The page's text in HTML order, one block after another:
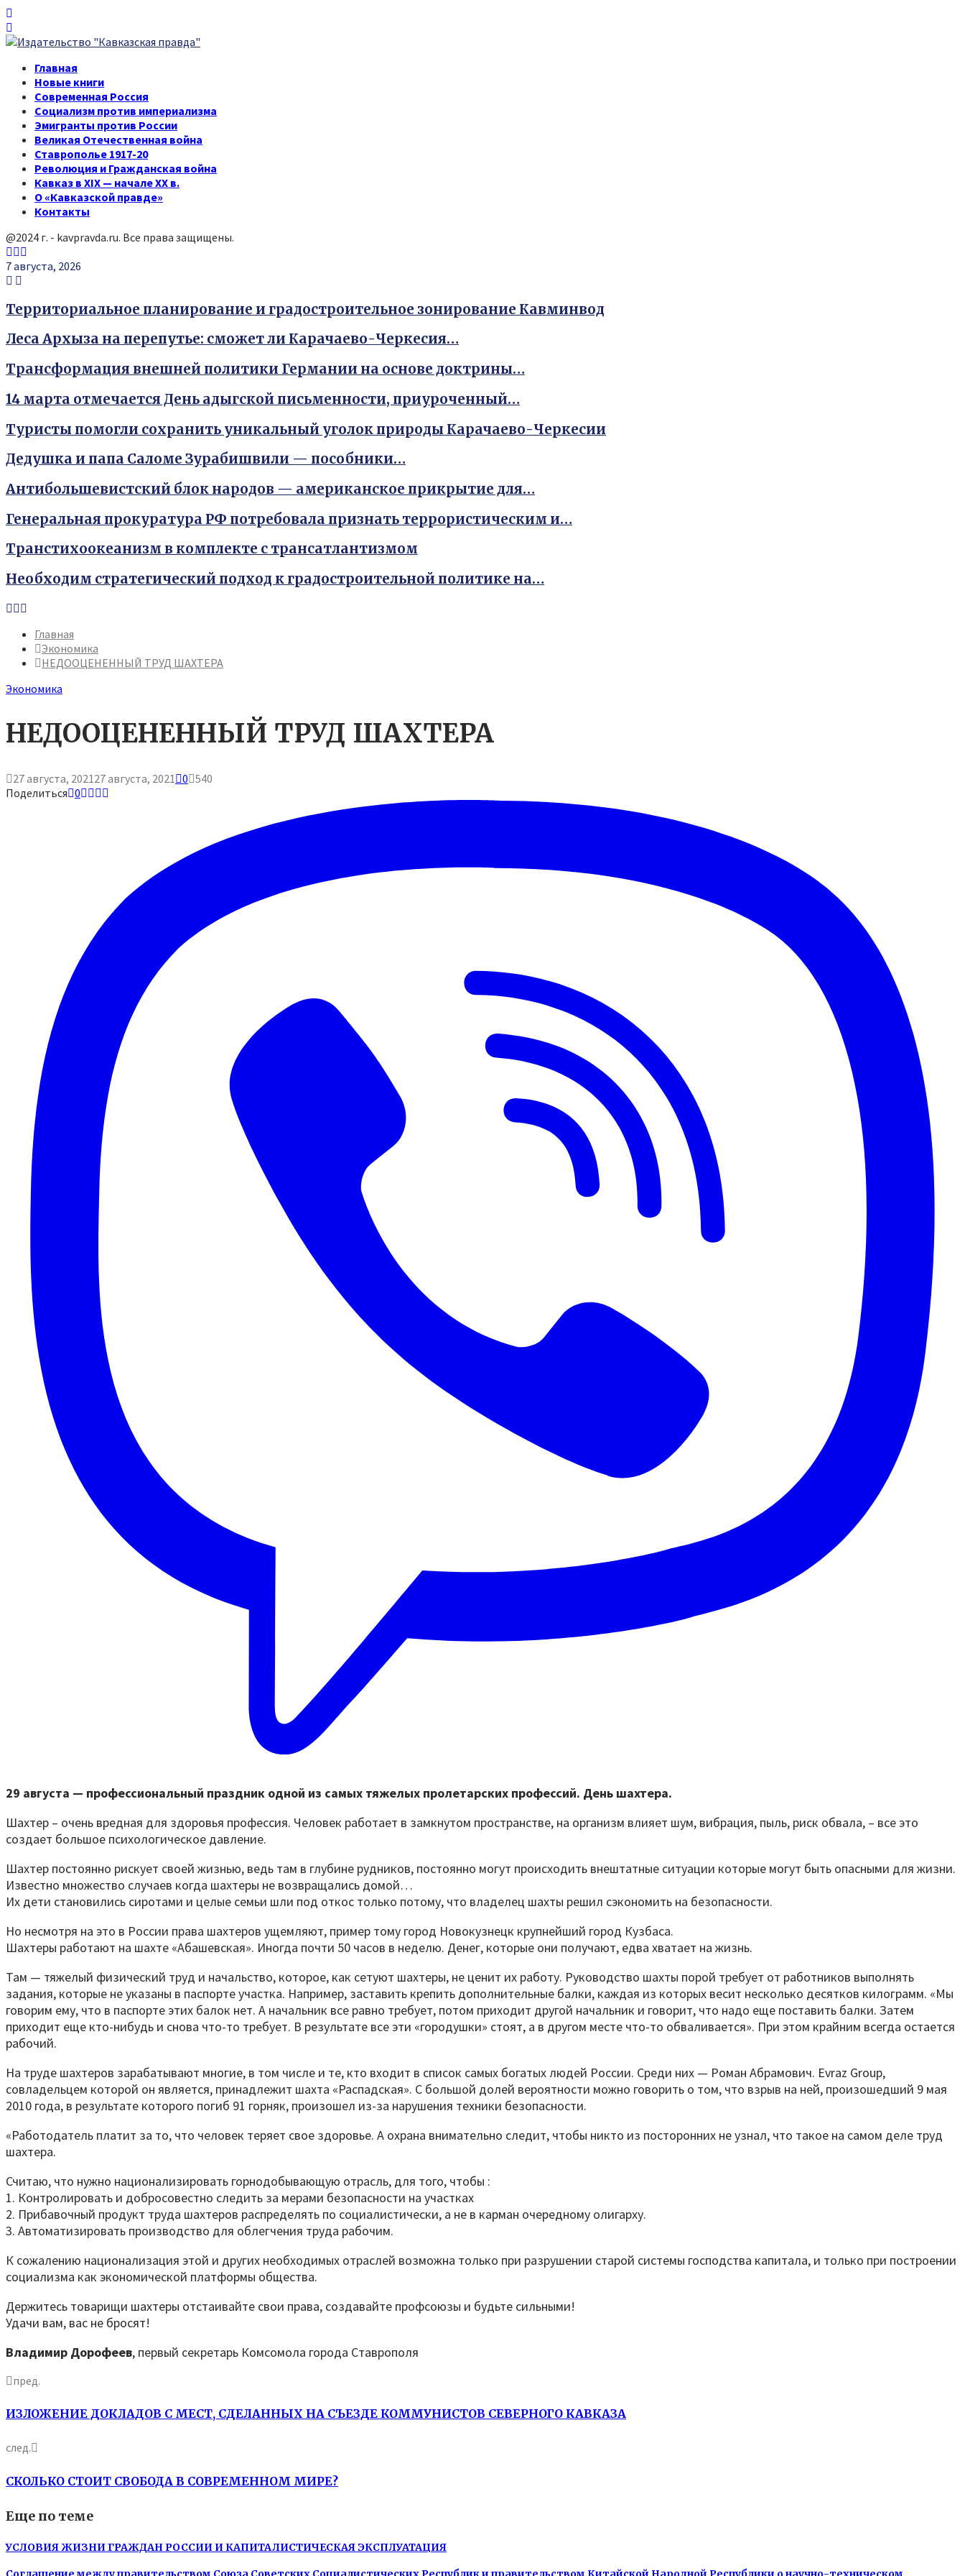
Главная
Новые книги
Современная Россия
Социализм против империализма
Эмигранты против России
Великая Отечественная война
Ставрополье 1917-20
Революция и Гражданская война
Кавказ в XIX — начале XX в.
О «Кавказской правде»
Контакты
@2024 г. - kavpravda.ru. Все права защищены.
Youtube
Vk
7 августа, 2026
Территориальное планирование и градостроительное зонирование Кавминвод
Леса Архыза на перепутье: сможет ли Карачаево-Черкесия…
Трансформация внешней политики Германии на основе доктрины…
14 марта отмечается День адыгской письменности, приуроченный…
Туристы помогли сохранить уникальный уголок природы Карачаево-Черкесии
Дедушка и папа Саломе Зурабишвили — пособники…
Антибольшевистский блок народов — американское прикрытие для…
Генеральная прокуратура РФ потребовала признать террористическим и…
Транстихоокеанизм в комплекте с трансатлантизмом
Необходим стратегический подход к градостроительной политике на…
Youtube
Vk
Главная
Экономика
НЕДООЦЕНЕННЫЙ ТРУД ШАХТЕРА
Экономика
НЕДООЦЕНЕННЫЙ ТРУД ШАХТЕРА
27 августа, 2021 27 августа, 2021 0 540
Поделиться 0
29 августа — профессиональный праздник одной из самых тяжелых пролетарских профессий. День шахтера.
Шахтер – очень вредная для здоровья профессия. Человек работает в замкнутом пространстве, на организм влияет шум, вибрация, пыль, риск обвала, – все это
создает большое психологическое давление.
Шахтер постоянно рискует своей жизнью, ведь там в глубине рудников, постоянно могут происходить внештатные ситуации которые могут быть опасными для жизни.
Известно множество случаев когда шахтеры не возвращались домой…
Их дети становились сиротами и целые семьи шли под откос только потому, что владелец шахты решил сэкономить на безопасности.
Но несмотря на это в России права шахтеров ущемляют, пример тому город Новокузнецк крупнейший город Кузбаса.
Шахтеры работают на шахте «Абашевская». Иногда почти 50 часов в неделю. Денег, которые они получают, едва хватает на жизнь.
Там — тяжелый физический труд и начальство, которое, как сетуют шахтеры, не ценит их работу. Руководство шахты порой требует от работников выполнять
задания, которые не указаны в паспорте участка. Например, заставить крепить дополнительные балки, каждая из которых весит несколько десятков килограмм. «Мы
говорим ему, что в паспорте этих балок нет. А начальник все равно требует, потом приходит другой начальник и говорит, что надо еще поставить балки. Затем
приходит еще кто-нибудь и снова что-то требует. В результате все эти «городушки» стоят, а в другом месте что-то обваливается». При этом крайним всегда остается
рабочий.
На труде шахтеров зарабатывают многие, в том числе и те, кто входит в список самых богатых людей России. Среди них — Роман Абрамович. Evraz Group,
совладельцем которой он является, принадлежит шахта «Распадская». С большой долей вероятности можно говорить о том, что взрыв на ней, произошедший 9 мая
2010 года, в результате которого погиб 91 горняк, произошел из-за нарушения техники безопасности.
«Работодатель платит за то, что человек теряет свое здоровье. А охрана внимательно следит, чтобы никто из посторонних не узнал, что такое на самом деле труд
шахтера.
Считаю, что нужно национализировать горнодобывающую отрасль, для того, чтобы :
1. Контролировать и добросовестно следить за мерами безопасности на участках
2. Прибавочный продукт труда шахтеров распределять по социалистически, а не в карман очередному олигарху.
3. Автоматизировать производство для облегчения труда рабочим.
К сожалению национализация этой и других необходимых отраслей возможна только при разрушении старой системы господства капитала, и только при построении
социализма как экономической платформы общества.
Держитесь товарищи шахтеры отстаивайте свои права, создавайте профсоюзы и будьте сильными!
Удачи вам, вас не бросят!
Владимир Дорофеев, первый секретарь Комсомола города Ставрополя
пред.
ИЗЛОЖЕНИЕ ДОКЛАДОВ С МЕСТ, СДЕЛАННЫХ НА СЪЕЗДЕ КОММУНИСТОВ СЕВЕРНОГО КАВКАЗА
след.
СКОЛЬКО СТОИТ СВОБОДА В СОВРЕМЕННОМ МИРЕ?
Еще по теме
УСЛОВИЯ ЖИЗНИ ГРАЖДАН РОССИИ И КАПИТАЛИСТИЧЕСКАЯ ЭКСПЛУАТАЦИЯ